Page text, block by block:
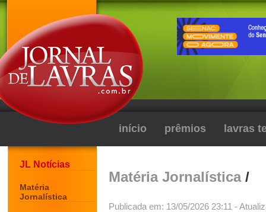
início prêmios lavras
JL Notícias
Matéria
Jornalística
Matéria Jornalística/
Publicada em: 13/05/2026 23:11 -